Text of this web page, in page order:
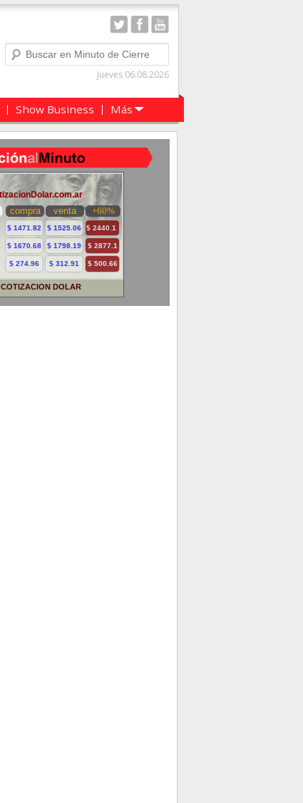
Jueves 06.08.2026
Buscar
Show Business Más
COTIZACION DOLAR